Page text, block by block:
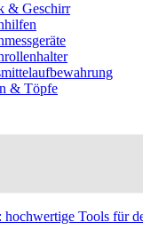
& Geschirr
& Töpfe
hochwertige Tools für